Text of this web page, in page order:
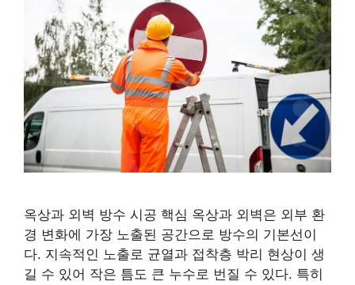
옥상과 외벽 방수 시공 핵심 옥상과 외벽은 외부 환
경 변화에 가장 노출된 공간으로 방수의 기본선이
다. 지속적인 노출로 균열과 접착층 박리 현상이 생
길 수 있어 작은 틈도 큰 누수로 번질 수 있다. 특히